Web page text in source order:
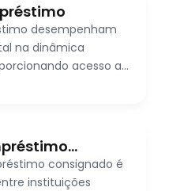
desempenham
na dinâmica
acesso a
empresas e
consignado é
instituições